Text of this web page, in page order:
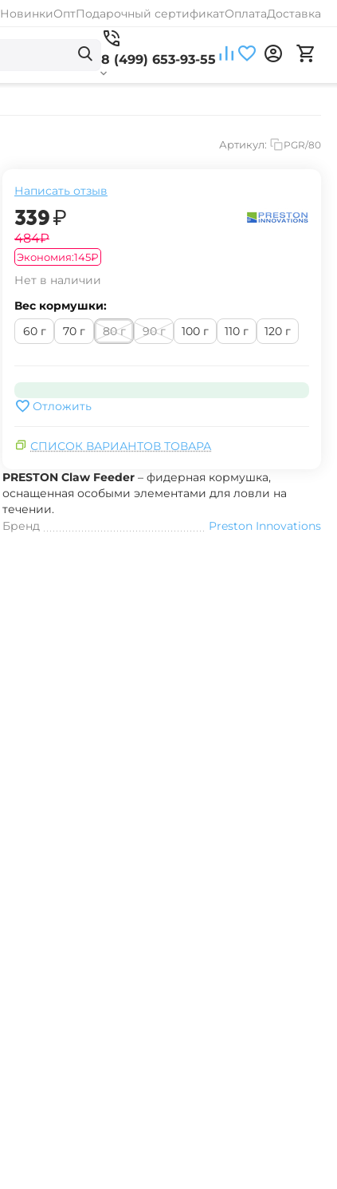
НовинкиОптПодарочный сертификатОплатаДоставка
8 (499) 653-93-55
Артикул: PGR/80
Написать отзыв
‍339‍₽
‍484‍₽
Экономия:‍145‍₽
Нет в наличии
Вес кормушки:
60 г
70 г 80 г 90 г 100 г 110 г 120 г
Отложить
СПИСОК ВАРИАНТОВ ТОВАРА
PRESTON Claw Feeder – фидерная кормушка,
оснащенная особыми элементами для ловли на
течении.
Бренд
Preston Innovations